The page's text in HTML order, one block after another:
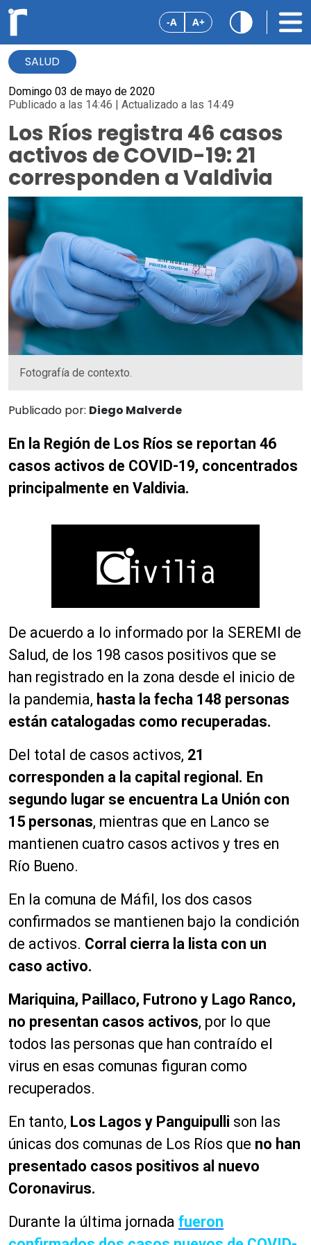
-A A+
SALUD
Domingo 03 de mayo de 2020
Publicado a las 14:46 | Actualizado a las 14:49
Los Ríos registra 46 casos
activos de COVID-19: 21
corresponden a Valdivia
Fotografía de contexto.
Publicado por: Diego Malverde
En la Región de Los Ríos se reportan 46
casos activos de COVID-19, concentrados
principalmente en Valdivia.
De acuerdo a lo informado por la SEREMI de
Salud, de los 198 casos positivos que se
han registrado en la zona desde el inicio de
la pandemia, hasta la fecha 148 personas
están catalogadas como recuperadas.
Del total de casos activos, 21
corresponden a la capital regional. En
segundo lugar se encuentra La Unión con
15 personas, mientras que en Lanco se
mantienen cuatro casos activos y tres en
Río Bueno.
En la comuna de Máfil, los dos casos
confirmados se mantienen bajo la condición
de activos. Corral cierra la lista con un
caso activo.
Mariquina, Paillaco, Futrono y Lago Ranco,
no presentan casos activos, por lo que
todos las personas que han contraído el
virus en esas comunas figuran como
recuperados.
En tanto, Los Lagos y Panguipulli son las
únicas dos comunas de Los Ríos que no han
presentado casos positivos al nuevo
Coronavirus.
Durante la última jornada fueron